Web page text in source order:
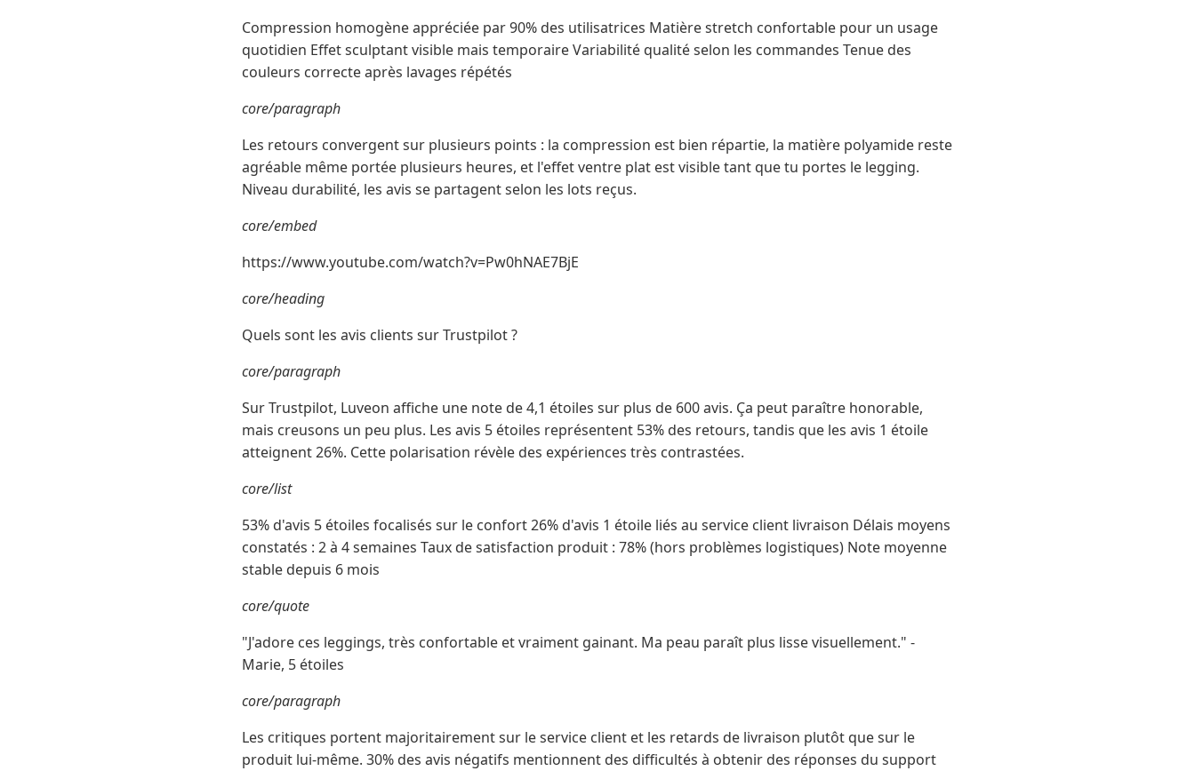
Compression homogène appréciée par 90% des utilisatrices Matière stretch confortable pour un usage
quotidien Effet sculptant visible mais temporaire Variabilité qualité selon les commandes Tenue des
couleurs correcte après lavages répétés
core/paragraph
Les retours convergent sur plusieurs points : la compression est bien répartie, la matière polyamide reste
agréable même portée plusieurs heures, et l'effet ventre plat est visible tant que tu portes le legging.
Niveau durabilité, les avis se partagent selon les lots reçus.
core/embed
https://www.youtube.com/watch?v=Pw0hNAE7BjE
core/heading
Quels sont les avis clients sur Trustpilot ?
core/paragraph
Sur Trustpilot, Luveon affiche une note de 4,1 étoiles sur plus de 600 avis. Ça peut paraître honorable,
mais creusons un peu plus. Les avis 5 étoiles représentent 53% des retours, tandis que les avis 1 étoile
atteignent 26%. Cette polarisation révèle des expériences très contrastées.
core/list
53% d'avis 5 étoiles focalisés sur le confort 26% d'avis 1 étoile liés au service client livraison Délais moyens
constatés : 2 à 4 semaines Taux de satisfaction produit : 78% (hors problèmes logistiques) Note moyenne
stable depuis 6 mois
core/quote
"J'adore ces leggings, très confortable et vraiment gainant. Ma peau paraît plus lisse visuellement." -
Marie, 5 étoiles
core/paragraph
Les critiques portent majoritairement sur le service client et les retards de livraison plutôt que sur le
produit lui-même. 30% des avis négatifs mentionnent des difficultés à obtenir des réponses du support